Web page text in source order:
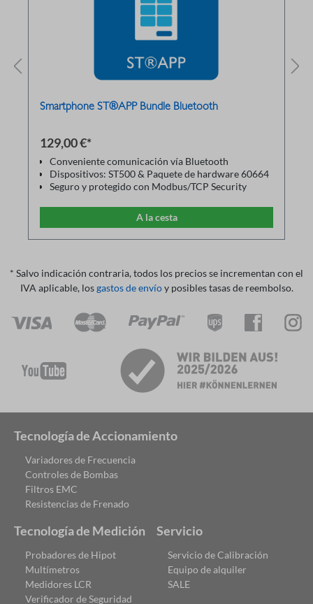
Smartphone ST®APP Bundle Bluetooth
129,00 €*
Conveniente comunicación vía Bluetooth
Dispositivos: ST500 & Paquete de hardware 60664
Seguro y protegido con Modbus/TCP Security
Gráficos en directo para el seguimiento y la puesta a
Control de parada manual/apagado/automático
Descripciones de parámetros comprensibles
Descripciones detalladas de las alarmas/fallas y
Compatibilidad: Android
A la cesta
* Salvo indicación contraria, todos los precios se incrementan con el
IVA aplicable, losgastos de envíoy posibles tasas de reembolso.
Tecnología de Accionamiento
Variadores de Frecuencia
Controles de Bombas
Filtros EMC
Resistencias de Frenado
Tecnología de Medición
Probadores de Hipot
Multímetros
Medidores LCR
Verificador de Seguridad
Servicio
Servicio de Calibración
Equipo de alquiler
SALE